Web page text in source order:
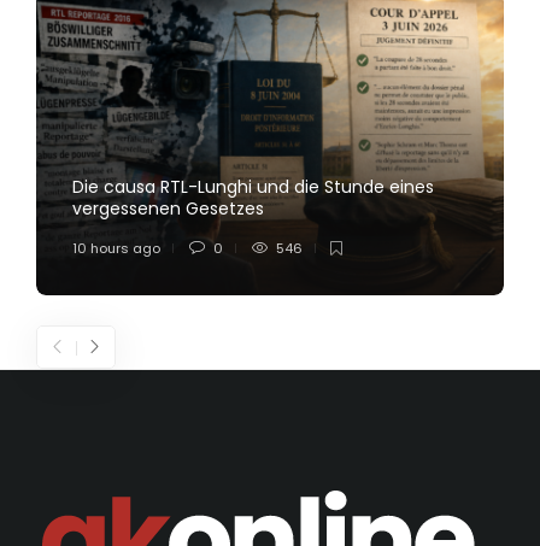
Die causa RTL-Lunghi und die Stunde eines
vergessenen Gesetzes
10 hours ago 0 546